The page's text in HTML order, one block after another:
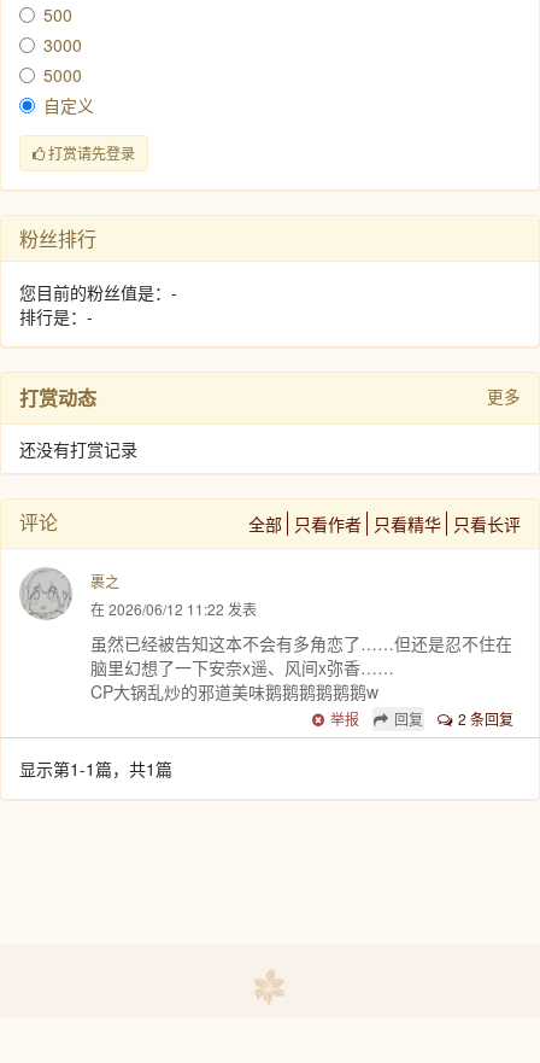
500
3000
5000
自定义
打赏请先登录
粉丝排行
您目前的粉丝值是：-
排行是：-
打赏动态 更多
还没有打赏记录
评论 全部 只看作者 只看精华 只看长评
裹之
在 2026/06/12 11:22 发表
虽然已经被告知这本不会有多角恋了……但还是忍不住在
脑里幻想了一下安奈x遥、风间x弥香……
CP大锅乱炒的邪道美味鹅鹅鹅鹅鹅鹅w
2 条回复
回复
举报
显示第1-1篇，共1篇